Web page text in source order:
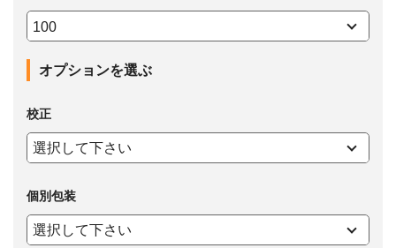
オプションを選ぶ
校正
個別包装